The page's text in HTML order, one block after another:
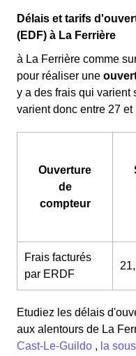
Délais et tarifs
(EDF) à La Ferrière
à La Ferrière comme
pour réaliser une
y a des frais qui varient
varient donc entre 27 et
Ouverture
de
compteur
Frais facturés
par ERDF
Etudiez les délais
aux alentours de La
Cast-Le-Guildo , la